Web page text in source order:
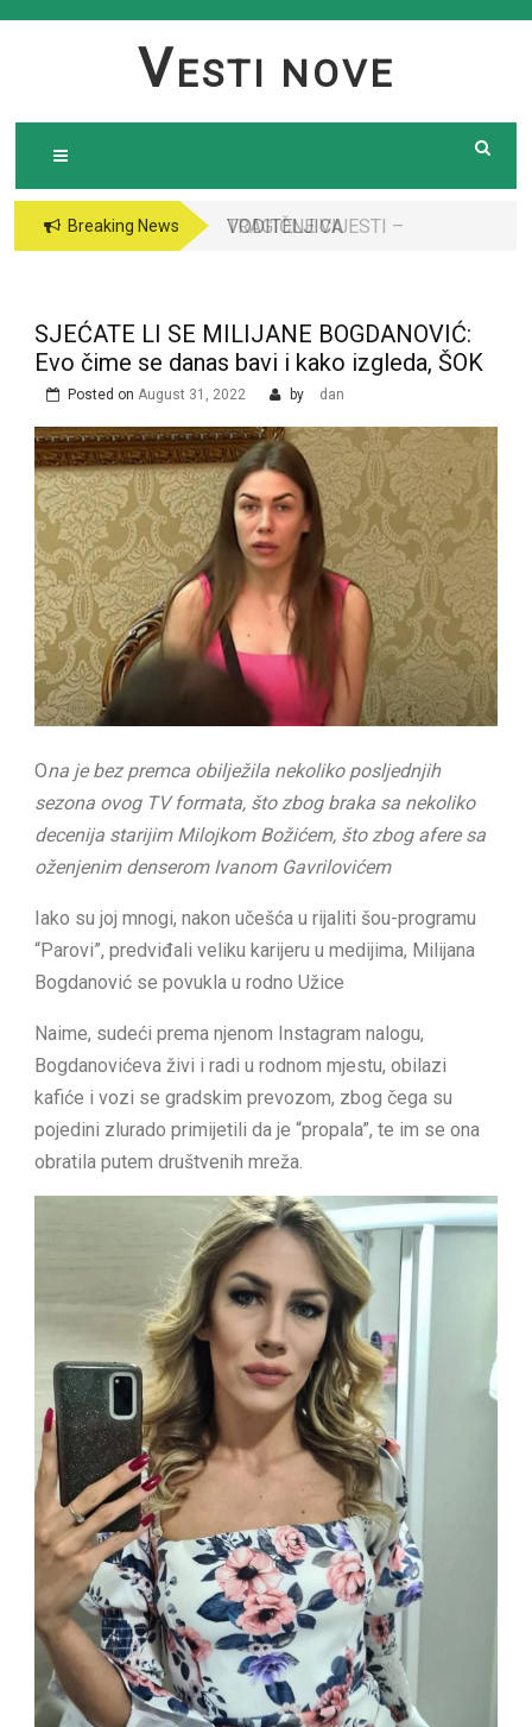
VESTI NOVE
Breaking News
VODITELJICA
SRBIJU: Čekajte da
vidite kako danas
izgleda￼
SJEĆATE LI SE MILIJANE BOGDANOVIĆ:
Evo čime se danas bavi i kako izgleda, ŠOK
Posted on August 31, 2022 by dan
Ona je bez premca obilježila nekoliko posljednjih
sezona ovog TV formata, što zbog braka sa nekoliko
decenija starijim Milojkom Božićem, što zbog afere sa
oženjenim denserom Ivanom Gavrilovićem
Iako su joj mnogi, nakon učešća u rijaliti šou-programu
“Parovi”, predviđali veliku karijeru u medijima, Milijana
Bogdanović se povukla u rodno Užice
Naime, sudeći prema njenom Instagram nalogu,
Bogdanovićeva živi i radi u rodnom mjestu, obilazi
kafiće i vozi se gradskim prevozom, zbog čega su
pojedini zlurado primijetili da je “propala”, te im se ona
obratila putem društvenih mreža.